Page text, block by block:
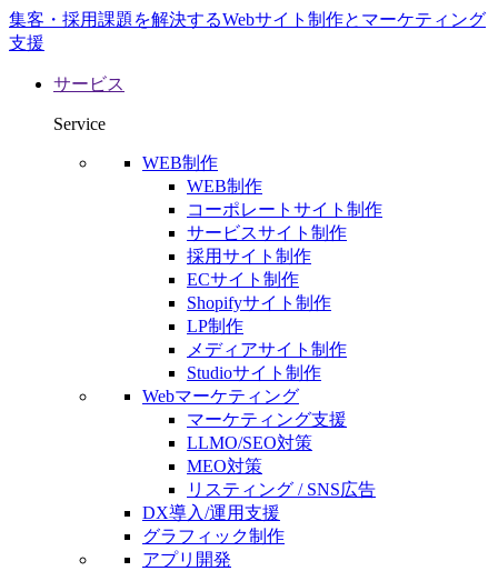
集客・採用課題を解決するWebサイト制作とマーケティング
支援
サービス
Service
WEB制作
WEB制作
コーポレートサイト制作
サービスサイト制作
採用サイト制作
ECサイト制作
Shopifyサイト制作
LP制作
メディアサイト制作
Studioサイト制作
Webマーケティング
マーケティング支援
LLMO/SEO対策
MEO対策
リスティング / SNS広告
DX導入/運用支援
グラフィック制作
アプリ開発